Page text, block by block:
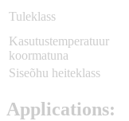
Tuleklass
Kasutustemperatuur
koormatuna
Siseõhu heiteklass
Applications: